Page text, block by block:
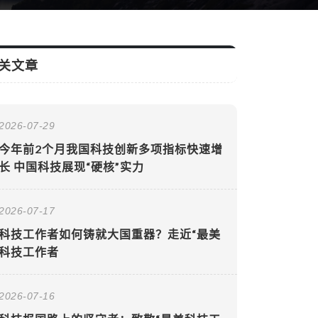
文章
07-29
年前2个月我国科技创新多项指标快速增
中国科技展现“硬核”实力
07-17
技工作者如何铸就大国重器？走近“最美
技工作者
07-16